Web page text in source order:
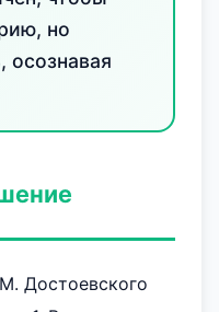
но
осознавая
Достоевского